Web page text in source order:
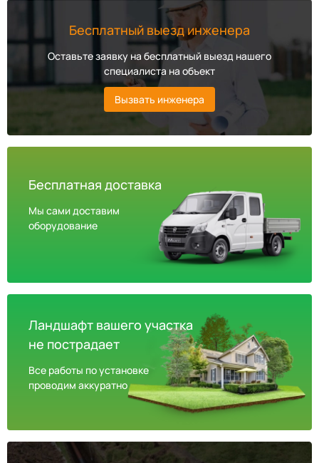
Бесплатный выезд инженера
Оставьте заявку на бесплатный выезд нашего
специалиста на объект
Вызвать инженера
Бесплатная доставка
Мы сами доставим
оборудование
Ландшафт вашего участка
не пострадает
Все работы по установке
проводим аккуратно